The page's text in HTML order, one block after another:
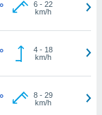
6- 22
km/h
4- 18
km/h
8- 29
km/h